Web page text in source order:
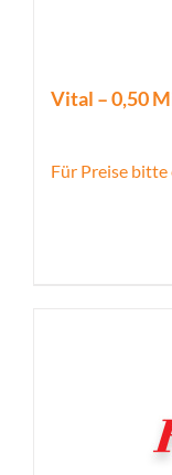
Vital – 0,50
Für Preise